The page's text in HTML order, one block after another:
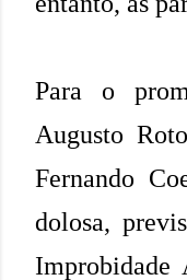
Para o
Augusto
Fernando
dolosa,
Improbidade